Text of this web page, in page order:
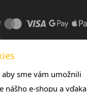
sme vám umožnili
nášho e-shopu a vďaka